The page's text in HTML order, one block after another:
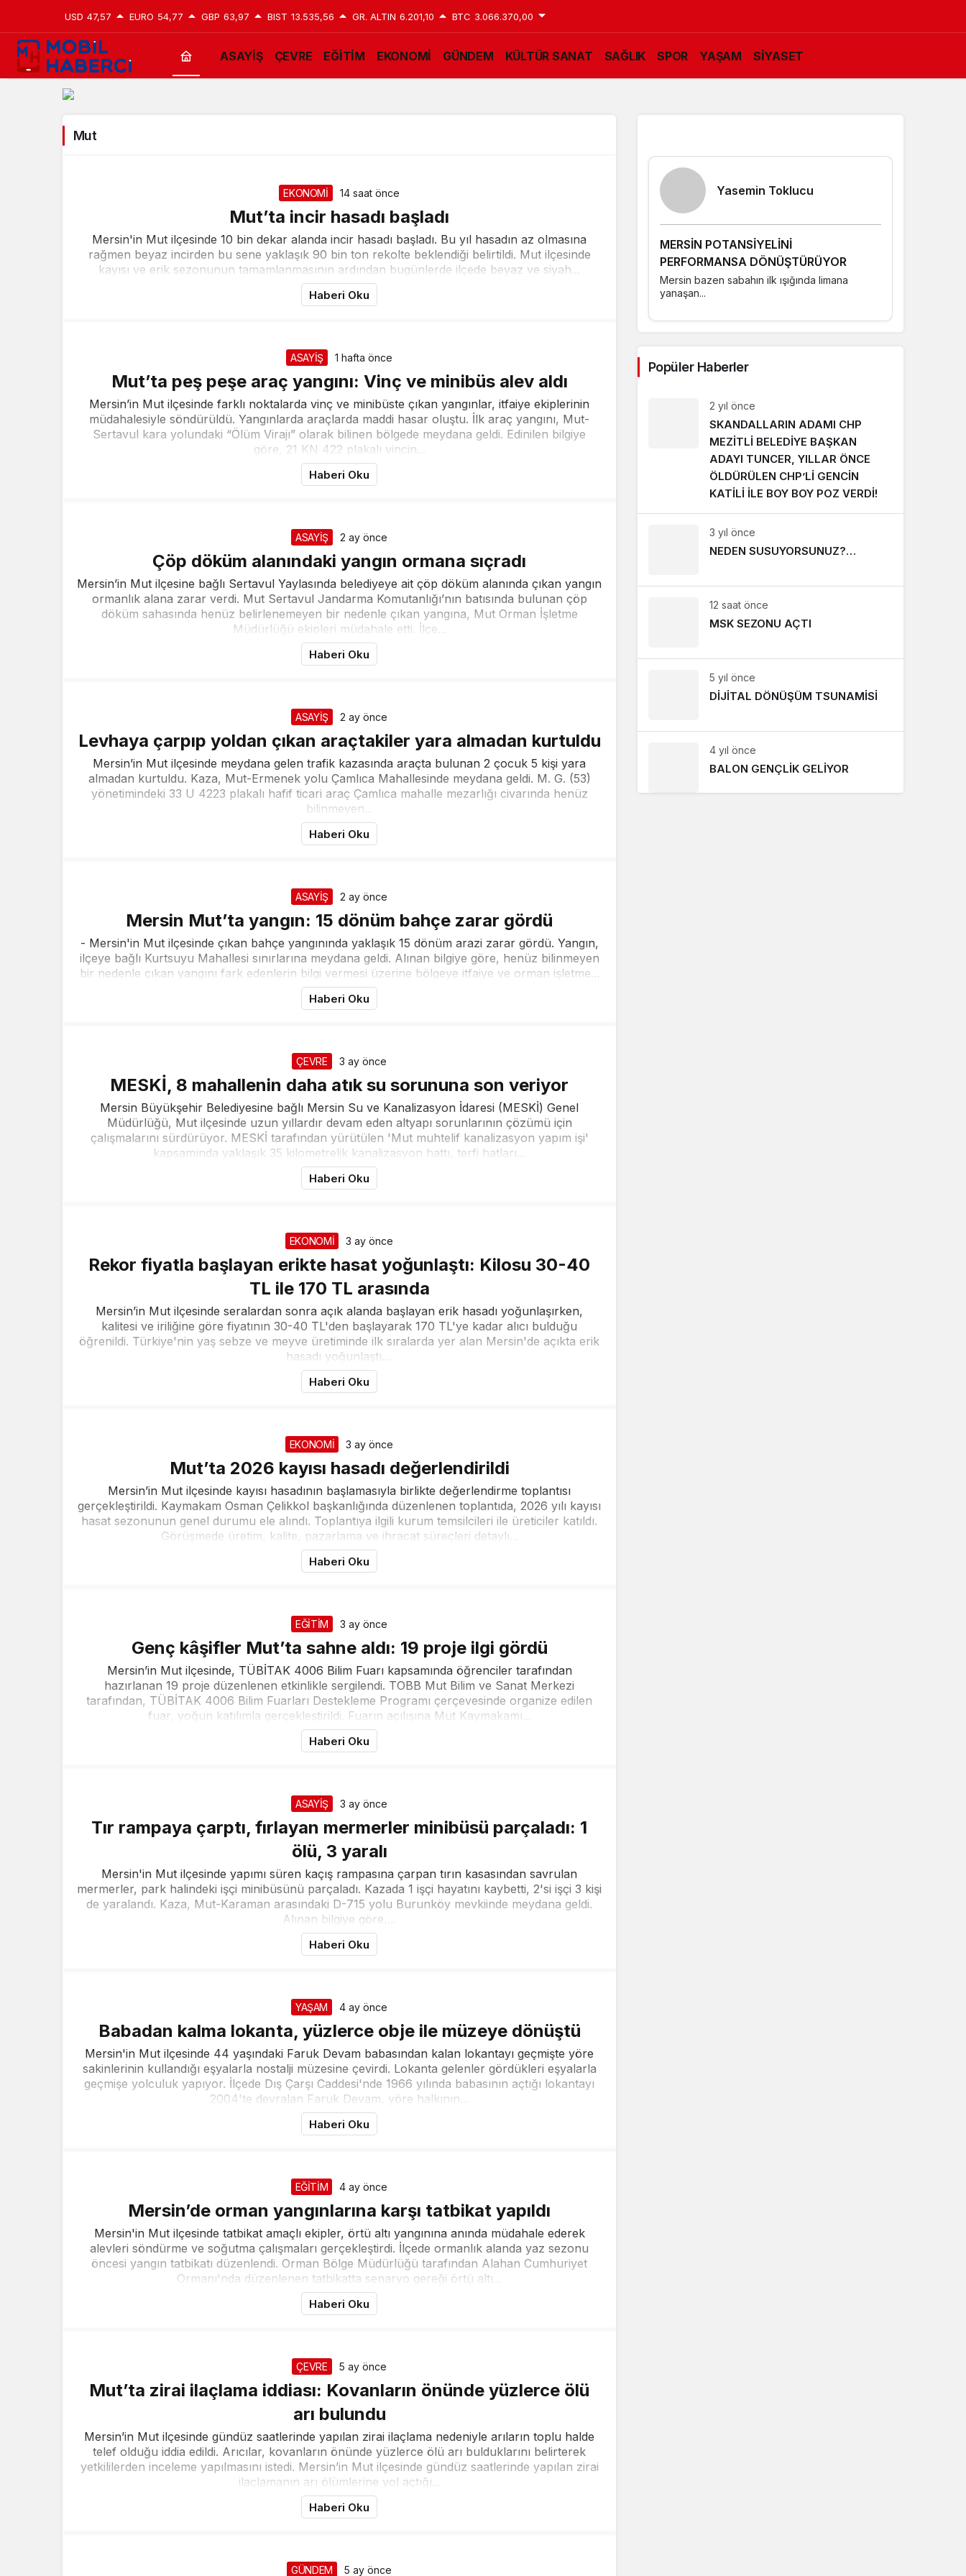
USD 47,57 EURO 54,77 GBP 63,97 BIST 13.535,56 GR. ALTIN 6.201,10 BTC 3.066.370,00
Mut
ASAYİŞ ÇEVRE EĞİTİM EKONOMİ GÜNDEM KÜLTÜR SANAT SAĞLIK SPOR YAŞAM SİYASET
Mut
EKONOMİ 14 saat önce
Mut’ta incir hasadı başladı
Mersin'in Mut ilçesinde 10 bin dekar alanda incir hasadı başladı. Bu yıl hasadın az olmasına
rağmen beyaz incirden bu sene yaklaşık 90 bin ton rekolte beklendiği belirtildi. Mut ilçesinde
kayısı ve erik sezonunun tamamlanmasının ardından bugünlerde ilçede beyaz ve siyah...
Haberi Oku
ASAYİŞ 1 hafta önce
Mut’ta peş peşe araç yangını: Vinç ve minibüs alev aldı
Mersin’in Mut ilçesinde farklı noktalarda vinç ve minibüste çıkan yangınlar, itfaiye ekiplerinin
müdahalesiyle söndürüldü. Yangınlarda araçlarda maddi hasar oluştu. İlk araç yangını, Mut-
Sertavul kara yolundaki “Ölüm Virajı” olarak bilinen bölgede meydana geldi. Edinilen bilgiye
göre, 21 KN 422 plakalı vincin...
Haberi Oku
ASAYİŞ 2 ay önce
Çöp döküm alanındaki yangın ormana sıçradı
Mersin’in Mut ilçesine bağlı Sertavul Yaylasında belediyeye ait çöp döküm alanında çıkan yangın
ormanlık alana zarar verdi. Mut Sertavul Jandarma Komutanlığı’nın batısında bulunan çöp
döküm sahasında henüz belirlenemeyen bir nedenle çıkan yangına, Mut Orman İşletme
Müdürlüğü ekipleri müdahale etti. İlçe...
Haberi Oku
ASAYİŞ 2 ay önce
Levhaya çarpıp yoldan çıkan araçtakiler yara almadan kurtuldu
Mersin’in Mut ilçesinde meydana gelen trafik kazasında araçta bulunan 2 çocuk 5 kişi yara
almadan kurtuldu. Kaza, Mut-Ermenek yolu Çamlıca Mahallesinde meydana geldi. M. G. (53)
yönetimindeki 33 U 4223 plakalı hafif ticari araç Çamlıca mahalle mezarlığı civarında henüz
bilinmeyen...
Haberi Oku
ASAYİŞ 2 ay önce
Mersin Mut’ta yangın: 15 dönüm bahçe zarar gördü
- Mersin'in Mut ilçesinde çıkan bahçe yangınında yaklaşık 15 dönüm arazi zarar gördü. Yangın,
ilçeye bağlı Kurtsuyu Mahallesi sınırlarına meydana geldi. Alınan bilgiye göre, henüz bilinmeyen
bir nedenle çıkan yangını fark edenlerin bilgi vermesi üzerine bölgeye itfaiye ve orman işletme...
Haberi Oku
ÇEVRE 3 ay önce
MESKİ, 8 mahallenin daha atık su sorununa son veriyor
Mersin Büyükşehir Belediyesine bağlı Mersin Su ve Kanalizasyon İdaresi (MESKİ) Genel
Müdürlüğü, Mut ilçesinde uzun yıllardır devam eden altyapı sorunlarının çözümü için
çalışmalarını sürdürüyor. MESKİ tarafından yürütülen 'Mut muhtelif kanalizasyon yapım işi'
kapsamında yaklaşık 35 kilometrelik kanalizasyon hattı, terfi hatları...
Haberi Oku
EKONOMİ 3 ay önce
Rekor fiyatla başlayan erikte hasat yoğunlaştı: Kilosu 30-40
TL ile 170 TL arasında
Mersin’in Mut ilçesinde seralardan sonra açık alanda başlayan erik hasadı yoğunlaşırken,
kalitesi ve iriliğine göre fiyatının 30-40 TL'den başlayarak 170 TL'ye kadar alıcı bulduğu
öğrenildi. Türkiye'nin yaş sebze ve meyve üretiminde ilk sıralarda yer alan Mersin'de açıkta erik
hasadı yoğunlaştı....
Haberi Oku
EKONOMİ 3 ay önce
Mut’ta 2026 kayısı hasadı değerlendirildi
Mersin’in Mut ilçesinde kayısı hasadının başlamasıyla birlikte değerlendirme toplantısı
gerçekleştirildi. Kaymakam Osman Çelikkol başkanlığında düzenlenen toplantıda, 2026 yılı kayısı
hasat sezonunun genel durumu ele alındı. Toplantıya ilgili kurum temsilcileri ile üreticiler katıldı.
Görüşmede üretim, kalite, pazarlama ve ihracat süreçleri detaylı...
Haberi Oku
EĞİTİM 3 ay önce
Genç kâşifler Mut’ta sahne aldı: 19 proje ilgi gördü
Mersin’in Mut ilçesinde, TÜBİTAK 4006 Bilim Fuarı kapsamında öğrenciler tarafından
hazırlanan 19 proje düzenlenen etkinlikle sergilendi. TOBB Mut Bilim ve Sanat Merkezi
tarafından, TÜBİTAK 4006 Bilim Fuarları Destekleme Programı çerçevesinde organize edilen
fuar, yoğun katılımla gerçekleştirildi. Fuarın açılışına Mut Kaymakamı...
Haberi Oku
ASAYİŞ 3 ay önce
Tır rampaya çarptı, fırlayan mermerler minibüsü parçaladı: 1
ölü, 3 yaralı
Mersin'in Mut ilçesinde yapımı süren kaçış rampasına çarpan tırın kasasından savrulan
mermerler, park halindeki işçi minibüsünü parçaladı. Kazada 1 işçi hayatını kaybetti, 2'si işçi 3 kişi
de yaralandı. Kaza, Mut-Karaman arasındaki D-715 yolu Burunköy mevkiinde meydana geldi.
Alınan bilgiye göre,...
Haberi Oku
YAŞAM 4 ay önce
Babadan kalma lokanta, yüzlerce obje ile müzeye dönüştü
Mersin'in Mut ilçesinde 44 yaşındaki Faruk Devam babasından kalan lokantayı geçmişte yöre
sakinlerinin kullandığı eşyalarla nostalji müzesine çevirdi. Lokanta gelenler gördükleri eşyalarla
geçmişe yolculuk yapıyor. İlçede Dış Çarşı Caddesi'nde 1966 yılında babasının açtığı lokantayı
2004'te devralan Faruk Devam, yöre halkının...
Haberi Oku
EĞİTİM 4 ay önce
Mersin’de orman yangınlarına karşı tatbikat yapıldı
Mersin'in Mut ilçesinde tatbikat amaçlı ekipler, örtü altı yangınına anında müdahale ederek
alevleri söndürme ve soğutma çalışmaları gerçekleştirdi. İlçede ormanlık alanda yaz sezonu
öncesi yangın tatbikatı düzenlendi. Orman Bölge Müdürlüğü tarafından Alahan Cumhuriyet
Ormanı'nda düzenlenen tatbikatta senaryo gereği örtü altı...
Haberi Oku
ÇEVRE 5 ay önce
Mut’ta zirai ilaçlama iddiası: Kovanların önünde yüzlerce ölü
arı bulundu
Mersin’in Mut ilçesinde gündüz saatlerinde yapılan zirai ilaçlama nedeniyle arıların toplu halde
telef olduğu iddia edildi. Arıcılar, kovanların önünde yüzlerce ölü arı bulduklarını belirterek
yetkililerden inceleme yapılmasını istedi. Mersin’in Mut ilçesinde gündüz saatlerinde yapılan zirai
ilaçlamanın arı ölümlerine yol açtığı...
Haberi Oku
GÜNDEM 5 ay önce
Yasemin Toklucu
MERSİN POTANSİYELİNİ
PERFORMANSA DÖNÜŞTÜRÜYOR
Mersin bazen sabahın ilk ışığında limana
yanaşan...
Popüler Haberler
2 yıl önce
SKANDALLARIN ADAMI CHP
MEZİTLİ BELEDİYE BAŞKAN
ADAYI TUNCER, YILLAR ÖNCE
ÖLDÜRÜLEN CHP’Lİ GENCİN
KATİLİ İLE BOY BOY POZ VERDİ!
3 yıl önce
NEDEN SUSUYORSUNUZ?…
12 saat önce
MSK SEZONU AÇTI
5 yıl önce
DİJİTAL DÖNÜŞÜM TSUNAMİSİ
4 yıl önce
BALON GENÇLİK GELİYOR